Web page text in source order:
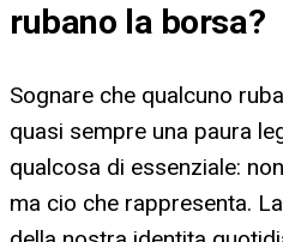
rubano la borsa?
Sognare che qualcuno
quasi sempre una paura
qualcosa di essenziale:
ma cio che rappresenta.